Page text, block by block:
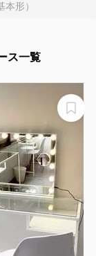
形）
ス一覧
ジオ!!